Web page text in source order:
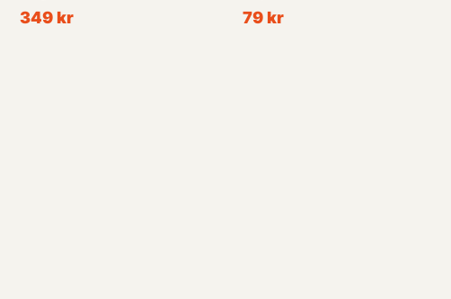
349 kr 79 kr